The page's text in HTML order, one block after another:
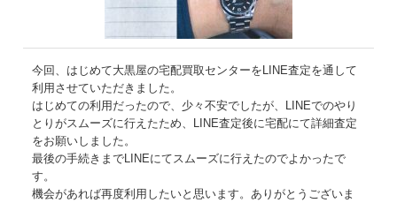
今回、はじめて大黒屋の宅配買取センターをLINE査定を通して
利用させていただきました。
はじめての利用だったので、少々不安でしたが、LINEでのやり
とりがスムーズに行えたため、LINE査定後に宅配にて詳細査定
をお願いしました。
最後の手続きまでLINEにてスムーズに行えたのでよかったで
す。
機会があれば再度利用したいと思います。ありがとうございま